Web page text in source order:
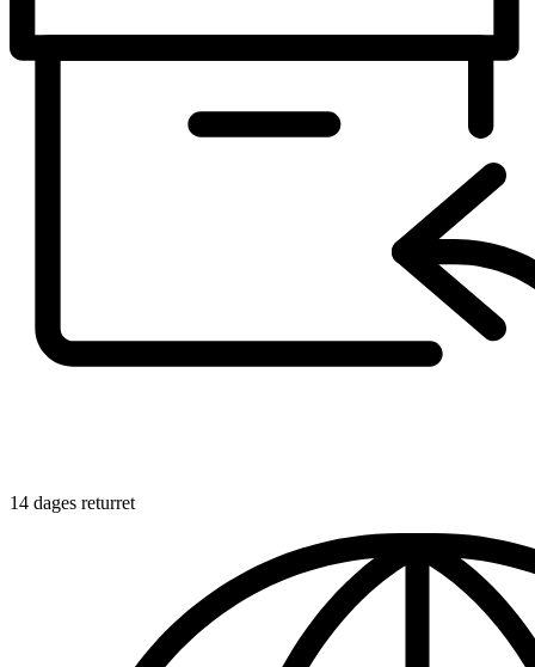
14 dages returret